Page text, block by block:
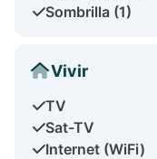
Sombrilla (1)
Vivir
TV
Sat-TV
Internet (WiFi)